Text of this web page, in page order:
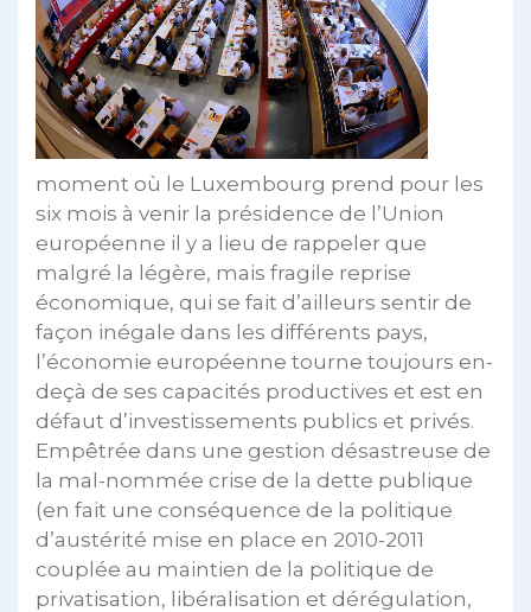
moment où le Luxembourg prend pour les
six mois à venir la présidence de l’Union
européenne il y a lieu de rappeler que
malgré la légère, mais fragile reprise
économique, qui se fait d’ailleurs sentir de
façon inégale dans les différents pays,
l’économie européenne tourne toujours en-
deçà de ses capacités productives et est en
défaut d’investissements publics et privés.
Empêtrée dans une gestion désastreuse de
la mal-nommée crise de la dette publique
(en fait une conséquence de la politique
d’austérité mise en place en 2010-2011
couplée au maintien de la politique de
privatisation, libéralisation et dérégulation,